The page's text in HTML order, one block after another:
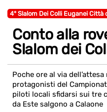
4° Slalom Dei Colli Euganei Città
Conto alla
Slalom dei
Poche ore al via
protagonisti del
piloti locali sfidarsi sui tre
da Este salgono a Calaone